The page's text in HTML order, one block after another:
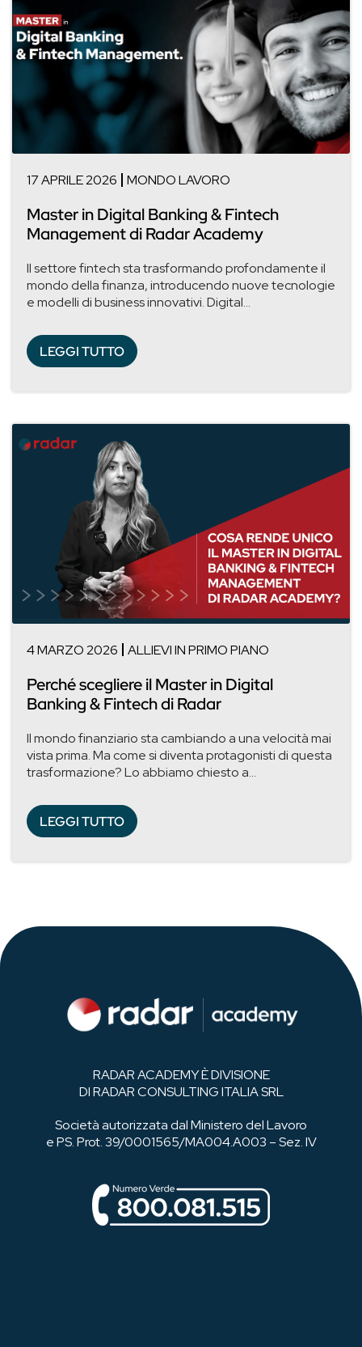
17 APRILE 2026 MONDO LAVORO
Master in Digital Banking & Fintech
Management di Radar Academy
Il settore fintech sta trasformando profondamente il
mondo della finanza, introducendo nuove tecnologie
e modelli di business innovativi. Digital...
LEGGI TUTTO
4 MARZO 2026 ALLIEVI IN PRIMO PIANO
Perché scegliere il Master in Digital
Banking & Fintech di Radar
Il mondo finanziario sta cambiando a una velocità mai
vista prima. Ma come si diventa protagonisti di questa
trasformazione? Lo abbiamo chiesto a...
LEGGI TUTTO
RADAR ACADEMY È DIVISIONE
DI RADAR CONSULTING ITALIA SRL
Società autorizzata dal Ministero del Lavoro
e PS. Prot. 39/0001565/MA004.A003 – Sez. IV